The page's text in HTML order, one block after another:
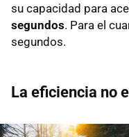
su capacidad para
segundos. Para el
segundos.
La eficiencia no